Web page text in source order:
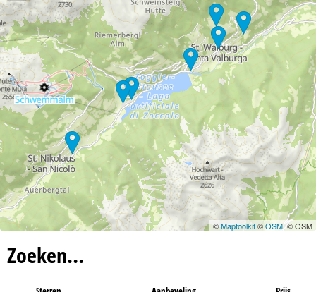
©Maptoolkit©OSM, © OSM
Zoeken…